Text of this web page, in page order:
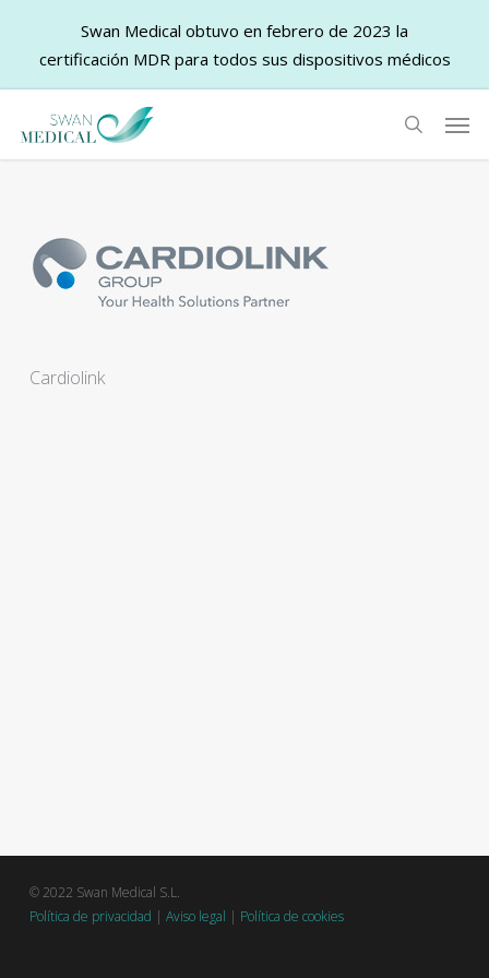
main
search
Cardiolink
© 2022 Swan Medical S.L.
Política de privacidad | Aviso legal | Política de cookies
Swan Medical obtuvo en febrero de 2023 la
certificación MDR para todos sus dispositivos médicos